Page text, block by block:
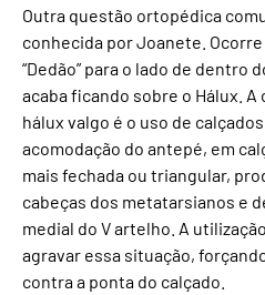
Outra questão ortopédica
conhecida por Joanete.
“Dedão” para o lado de dentro
acaba ficando sobre o Hálux. A
hálux valgo é o uso de
acomodação do antepé, em
mais fechada ou triangular,
cabeças dos metatarsianos e
medial do V artelho. A
agravar essa situação,
contra a ponta do calçado.